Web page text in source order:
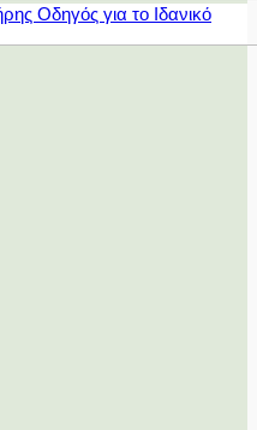
Οδηγός για το Ιδανικό